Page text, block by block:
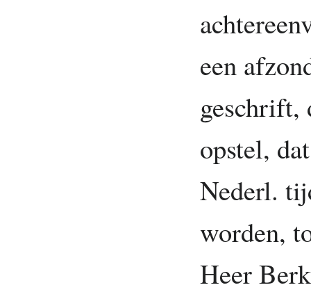
een
geschrift,
opstel,
Nederl.
worden,
Heer